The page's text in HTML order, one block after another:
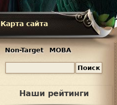
Карта сайта
Non-Target MOBA
Наши рейтинги